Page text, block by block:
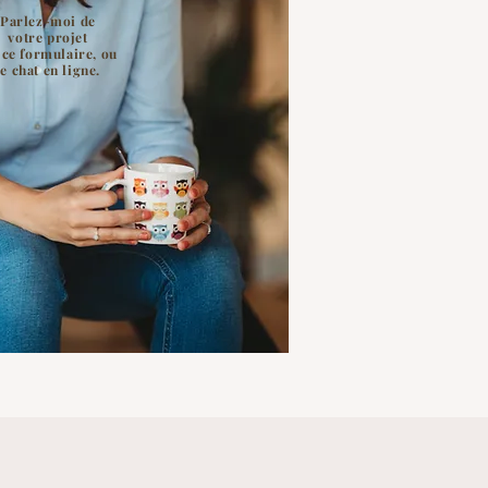
Parlez-moi de
votre projet
formulaire, ou
chat en ligne.